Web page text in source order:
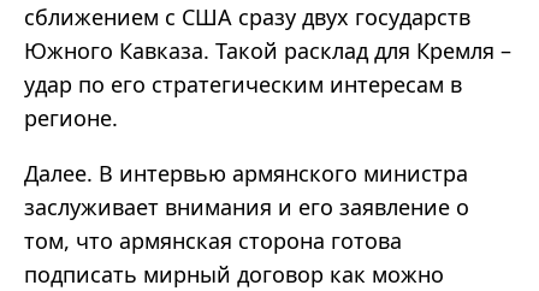
сближением с США сразу двух государств
Южного Кавказа. Такой расклад для Кремля –
удар по его стратегическим интересам в
регионе.
Далее. В интервью армянского министра
заслуживает внимания и его заявление о
том, что армянская сторона готова
подписать мирный договор как можно